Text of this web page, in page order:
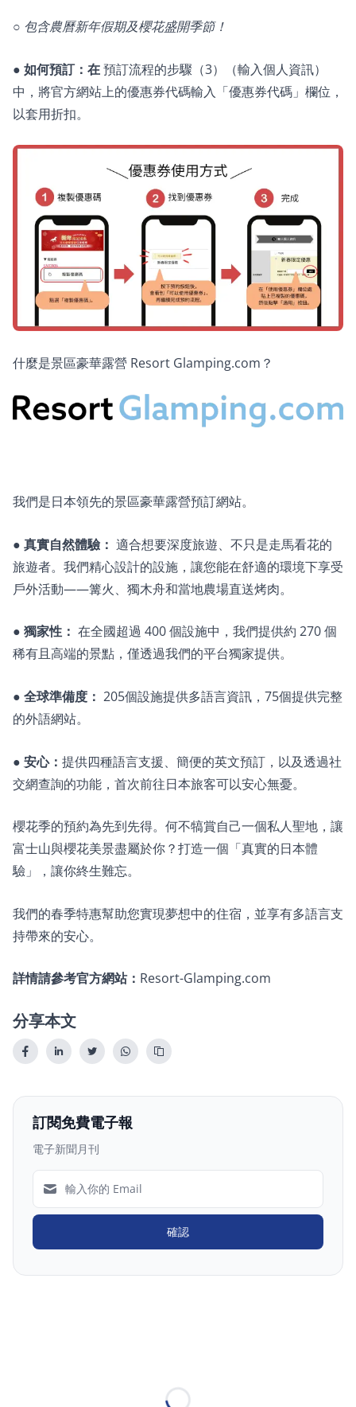
○ 包含農曆新年假期及櫻花盛開季節！
● 如何預訂：在預訂流程的步驟（3）（輸入個人資訊）
中，將官方網站上的優惠券代碼輸入「優惠券代碼」欄位，
以套用折扣。
什麼是景區豪華露營 Resort Glamping.com？
我們是日本領先的景區豪華露營預訂網站。
● 真實自然體驗： 適合想要深度旅遊、不只是走馬看花的
旅遊者。我們精心設計的設施，讓您能在舒適的環境下享受
戶外活動——篝火、獨木舟和當地農場直送烤肉。
● 獨家性： 在全國超過 400 個設施中，我們提供約 270 個
稀有且高端的景點，僅透過我們的平台獨家提供。
● 全球準備度： 205個設施提供多語言資訊，75個提供完整
的外語網站。
● 安心： 提供四種語言支援、簡便的英文預訂，以及透過社
交網查詢的功能，首次前往日本旅客可以安心無憂。
櫻花季的預約為先到先得。何不犒賞自己一個私人聖地，讓
富士山與櫻花美景盡屬於你？打造一個「真實的日本體
驗」，讓你終生難忘。
我們的春季特惠幫助您實現夢想中的住宿，並享有多語言支
持帶來的安心。
詳情請參考官方網站： Resort-Glamping.com
分享本文
訂閱免費電子報
電子新聞月刊
確認
Loading...